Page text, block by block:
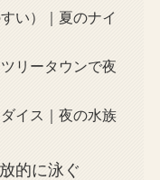
い）｜夏のナイ
リータウンで夜
イス｜夜の水族
的に泳ぐ